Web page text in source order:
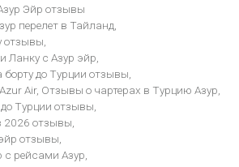
Эйр отзывы
перелет в Тайланд,
отзывы,
Ланку с Азур эйр,
до Турции отзывы,
Air, Отзывы о чартерах в Турцию Азур,
Турции отзывы,
2026 отзывы,
отзывы,
рейсами Азур,